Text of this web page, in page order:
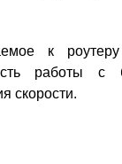
к
работы
скорости.